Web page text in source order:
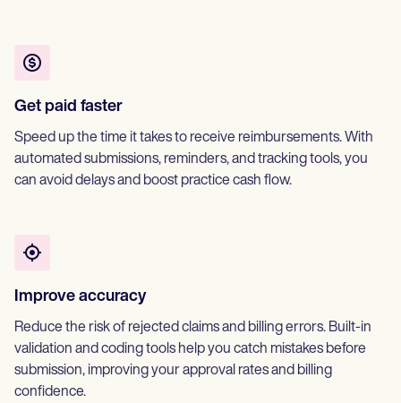
Get paid faster
Speed up the time it takes to receive reimbursements. With
automated submissions, reminders, and tracking tools, you
can avoid delays and boost practice cash flow.
Improve accuracy
Reduce the risk of rejected claims and billing errors. Built-in
validation and coding tools help you catch mistakes before
submission, improving your approval rates and billing
confidence.